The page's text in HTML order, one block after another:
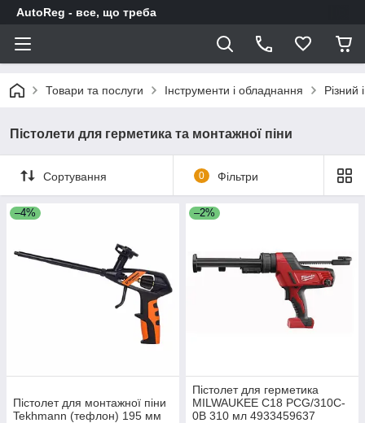
AutoReg - все, що треба
Товари та послуги Інструменти і обладнання Різний
Пістолети для герметика та монтажної піни
Сортування 0 Фільтри
–4%
Пістолет для монтажної піни
Tekhmann (тефлон) 195 мм
–2%
Пістолет для герметика
MILWAUKEE C18 PCG/310C-
0B 310 мл 4933459637